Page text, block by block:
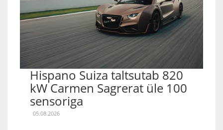
Hispano Suiza taltsutab 820
kW Carmen Sagrerat üle 100
sensoriga
05.08.2026